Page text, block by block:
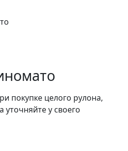
покупке целого рулона,
у своего